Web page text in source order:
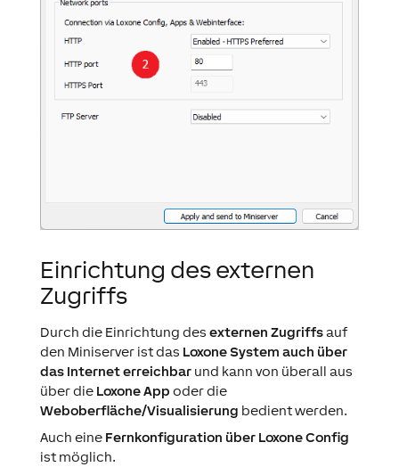
Einrichtung des externen
Zugriffs
Durch die Einrichtung des externen Zugriffsauf
den Miniserver ist das Loxone System auch über
das Internet erreichbarund kann von überall aus
über die Loxone App oder die
Weboberfläche/Visualisierung bedient werden.
Auch eine Fernkonfiguration über Loxone Config
ist möglich.